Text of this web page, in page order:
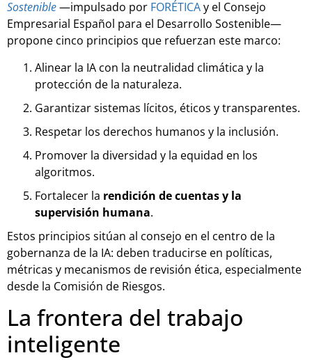
Sostenible—impulsado por FORÉTICAy el Consejo
Empresarial Español para el Desarrollo Sostenible—
propone cinco principios que refuerzan este marco:
Alinear la IA con la neutralidad climática y la
protección de la naturaleza.
Garantizar sistemas lícitos, éticos y transparentes.
Respetar los derechos humanos y la inclusión.
Promover la diversidad y la equidad en los
algoritmos.
Fortalecer la rendición de cuentas y la
supervisión humana.
Estos principios sitúan al consejo en el centro de la
gobernanza de la IA: deben traducirse en políticas,
métricas y mecanismos de revisión ética, especialmente
desde la Comisión de Riesgos.
La frontera del trabajo
inteligente